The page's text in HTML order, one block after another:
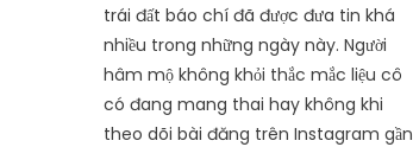
trái đất báo chí đã được đưa tin khá
nhiều trong những ngày này. Người
hâm mộ không khỏi thắc mắc liệu cô
có đang mang thai hay không khi
theo dõi bài đăng trên Instagram gần